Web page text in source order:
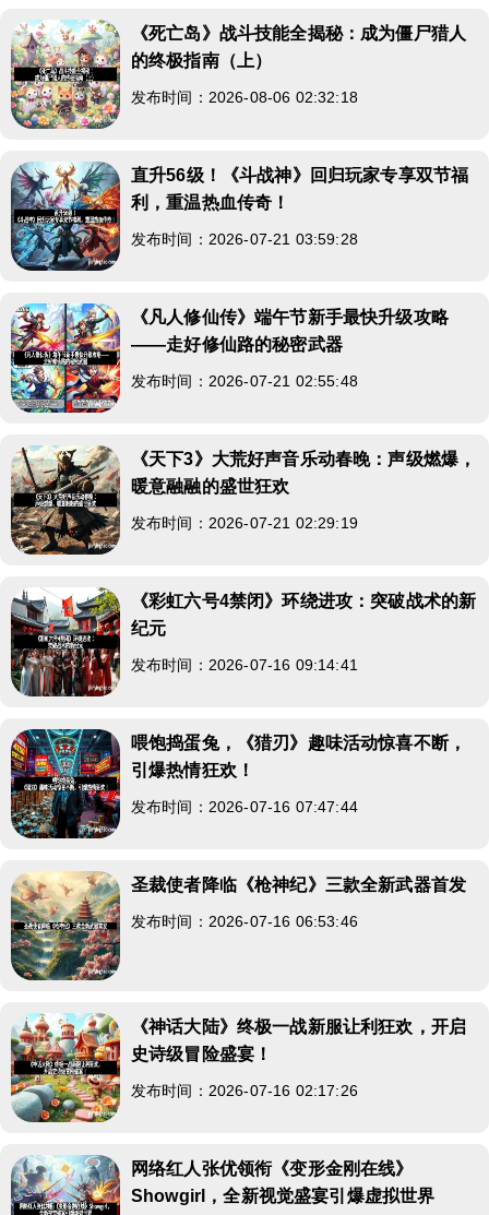
《死亡岛》战斗技能全揭秘：成为僵尸猎人
的终极指南（上）
发布时间：2026-08-06 02:32:18
直升56级！《斗战神》回归玩家专享双节福
利，重温热血传奇！
发布时间：2026-07-21 03:59:28
《凡人修仙传》端午节新手最快升级攻略
——走好修仙路的秘密武器
发布时间：2026-07-21 02:55:48
《天下3》大荒好声音乐动春晚：声级燃爆，
暖意融融的盛世狂欢
发布时间：2026-07-21 02:29:19
《彩虹六号4禁闭》环绕进攻：突破战术的新
纪元
发布时间：2026-07-16 09:14:41
喂饱捣蛋兔，《猎刃》趣味活动惊喜不断，
引爆热情狂欢！
发布时间：2026-07-16 07:47:44
圣裁使者降临《枪神纪》三款全新武器首发
发布时间：2026-07-16 06:53:46
《神话大陆》终极一战新服让利狂欢，开启
史诗级冒险盛宴！
发布时间：2026-07-16 02:17:26
网络红人张优领衔《变形金刚在线》
Showgirl，全新视觉盛宴引爆虚拟世界